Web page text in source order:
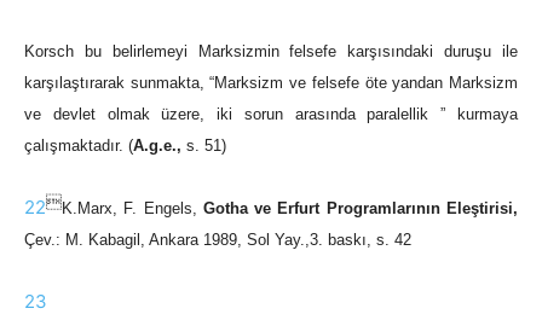
Korsch bu belirlemeyi Marksizmin felsefe karşısındaki duruşu ile
karşılaştırarak sunmakta, “Marksizm ve felsefe öte yandan Marksizm
ve devlet olmak üzere, iki sorun arasında paralellik ” kurmaya
çalışmaktadır. (A.g.e., s. 51)
22K.Marx, F. Engels, Gotha ve Erfurt Programlarının Eleştirisi,
Çev.: M. Kabagil, Ankara 1989, Sol Yay.,3. baskı, s. 42
23